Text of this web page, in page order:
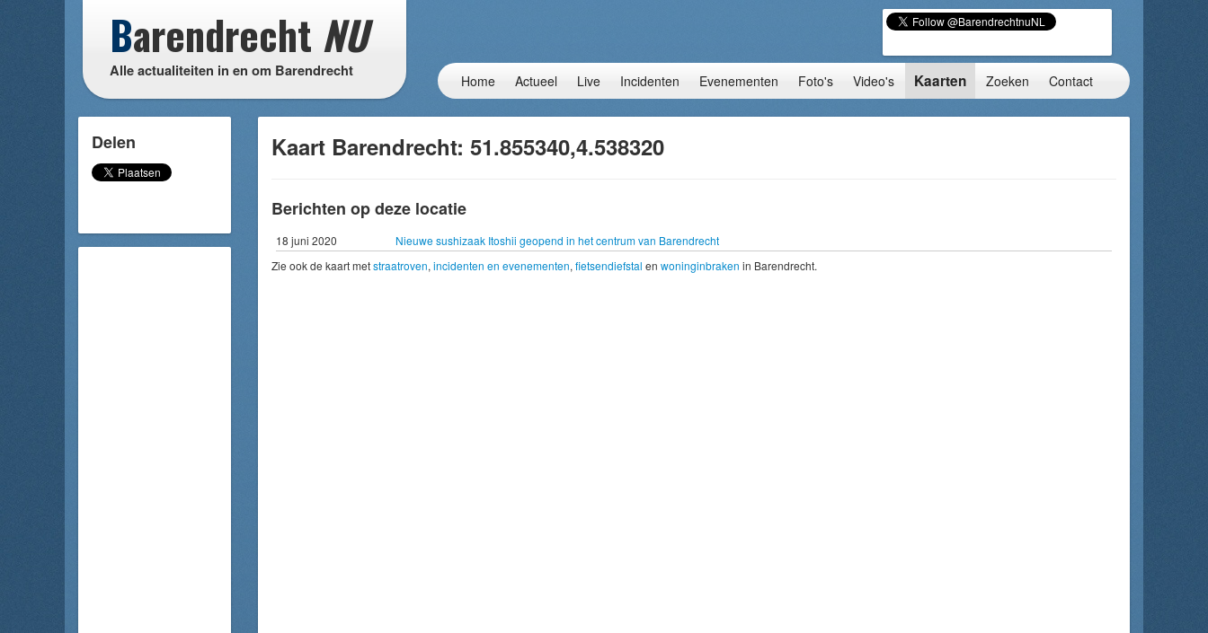
Barendrecht NU
Alle actualiteiten in en om Barendrecht
Home Actueel Live Incidenten Evenementen Foto's Video's Kaarten Zoeken Contact
Delen Kaart Barendrecht: 51.855340,4.538320
Berichten op deze locatie
18 juni 2020
Nieuwe sushizaak Itoshii geopend in het centrum van Barendrecht
Zie ook de kaart metstraatroven, incidenten en evenementen, fietsendiefstal en woninginbraken in Barendrecht.